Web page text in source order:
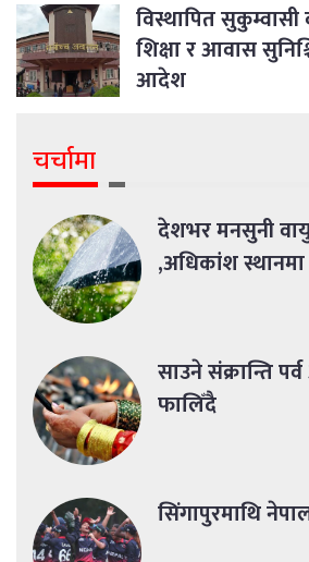
विस्थापित
शिक्षा र आवास
आदेश
चर्चामा
देशभर मनसुनी
,अधिकांश
साउने संक्रान्ति
फालिँदै
सिंगापुरमाथि